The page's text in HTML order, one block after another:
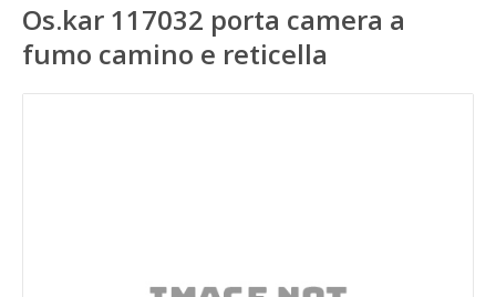
Os.kar 117032 porta camera a
fumo camino e reticella